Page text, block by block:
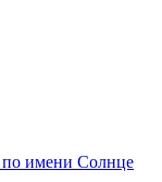
по имени Солнце